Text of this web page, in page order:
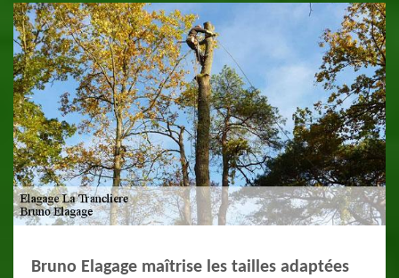
Bruno Elagage maîtrise les tailles adaptées